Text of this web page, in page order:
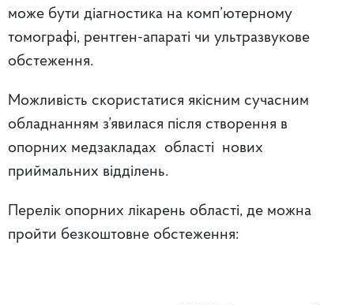
може бути діагностика на комп’ютерному
томографі, рентген-апараті чи ультразвукове
обстеження.
Можливість скористатися якісним сучасним
обладнанням з’явилася після створення в
опорних медзакладах області нових
приймальних відділень.
Перелік опорних лікарень області, де можна
пройти безкоштовне обстеження: